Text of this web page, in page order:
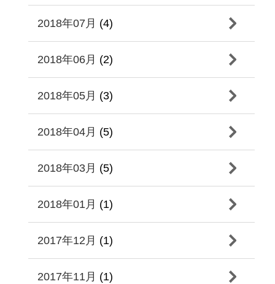
2018年07月 (4)
2018年06月 (2)
2018年05月 (3)
2018年04月 (5)
2018年03月 (5)
2018年01月 (1)
2017年12月 (1)
2017年11月 (1)